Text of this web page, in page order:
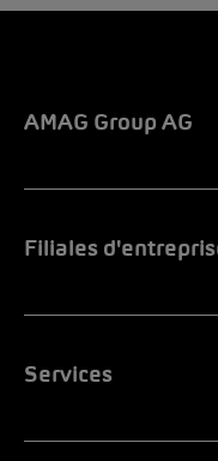
AMAG Group AG
Filiales
Services